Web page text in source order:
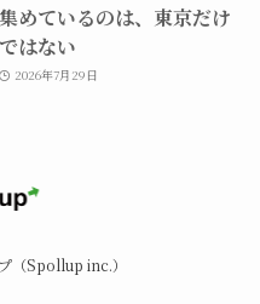
集めているのは、東京だけ
ではない
2026年7月29日
（Spollup inc.）